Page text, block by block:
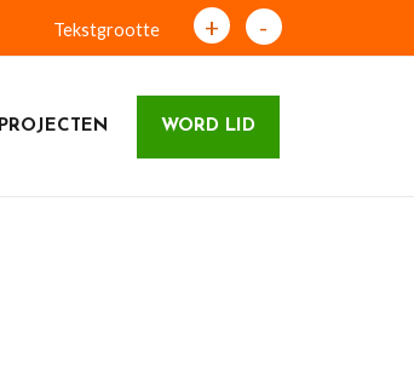
Tekstgrootte + -
PROJECTEN WORD LID